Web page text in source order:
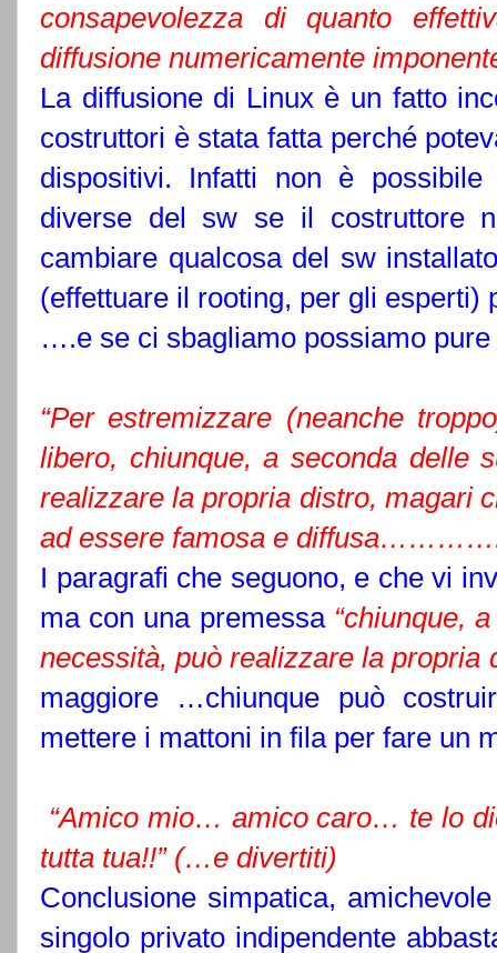
consapevolezza di quanto
diffusione numericamente
La diffusione di Linux è un fatto
costruttori è stata fatta perché
dispositivi. Infatti non è
diverse del sw se il costruttore
cambiare qualcosa del sw
(effettuare il rooting, per gli
….e se ci sbagliamo possiamo
“Per estremizzare (neanche
libero, chiunque, a seconda delle
realizzare la propria distro, magari
ad essere famosa e
I paragrafi che seguono, e che vi
ma con una premessa “chiunque,
necessità, può realizzare la propria
maggiore …chiunque può
mettere i mattoni in fila per fare un
“Amico mio… amico caro… te lo
tutta tua!!” (…e divertiti)
Conclusione simpatica,
singolo privato indipendente